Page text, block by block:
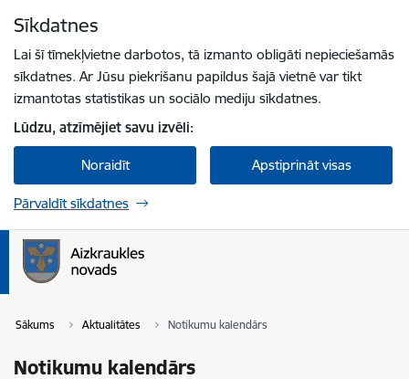
Sīkdatnes
Lai šī tīmekļvietne darbotos, tā izmanto obligāti nepieciešamās
sīkdatnes. Ar Jūsu piekrišanu papildus šajā vietnē var tikt
izmantotas statistikas un sociālo mediju sīkdatnes.
Lūdzu, atzīmējiet savu izvēli:
Noraidīt Apstiprināt visas
Pārvaldīt sīkdatnes
Sākums Aktualitātes Notikumu kalendārs
Notikumu kalendārs